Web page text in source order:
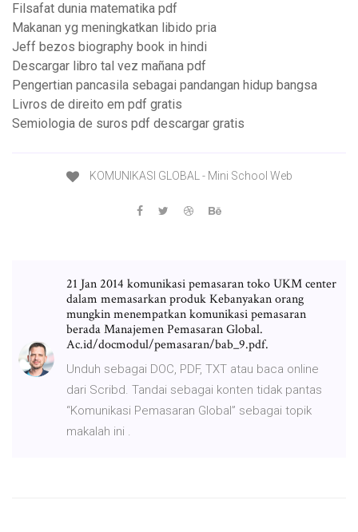
Filsafat dunia matematika pdf
Makanan yg meningkatkan libido pria
Jeff bezos biography book in hindi
Descargar libro tal vez mañana pdf
Pengertian pancasila sebagai pandangan hidup bangsa
Livros de direito em pdf gratis
Semiologia de suros pdf descargar gratis
KOMUNIKASI GLOBAL - Mini School Web
21 Jan 2014 komunikasi pemasaran toko UKM center
dalam memasarkan produk Kebanyakan orang
mungkin menempatkan komunikasi pemasaran
berada Manajemen Pemasaran Global.
Ac.id/docmodul/pemasaran/bab_9.pdf.
Unduh sebagai DOC, PDF, TXT atau baca online
dari Scribd. Tandai sebagai konten tidak pantas
“Komunikasi Pemasaran Global” sebagai topik
makalah ini .